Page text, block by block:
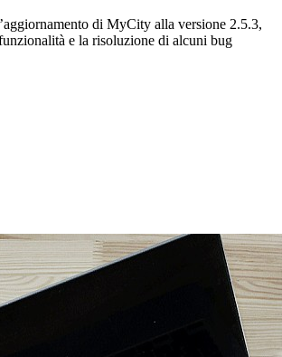
di MyCity alla versione 2.5.3,
e la risoluzione di alcuni bug